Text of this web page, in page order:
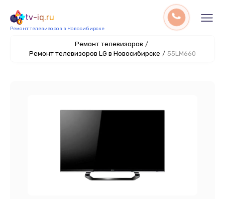
tv-iq.ru
Ремонт телевизоров в Новосибирске
Ремонт телевизоров /
Ремонт телевизоров LG в Новосибирске / 55LM660